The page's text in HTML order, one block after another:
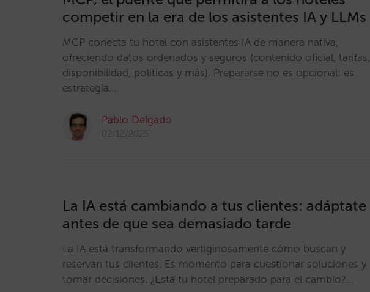
competir en la era de los asistentes IA y LLMs
MCP conecta tu hotel con asistentes IA de manera nativa,
ofreciendo datos ordenados y seguros (contenido oficial, tarifas,
disponibilidad, políticas y más). Prepararse no es opcional: es
estrategia.…
Pablo Delgado
02/12/2025
La IA está cambiando a tus clientes: adáptate
antes de que sea demasiado tarde
La IA está transformando vertiginosamente cómo buscan y
reservan tus clientes. Es momento para cuestionar soluciones y
tomar decisiones. ¿Está tu hotel preparado para el cambio?…